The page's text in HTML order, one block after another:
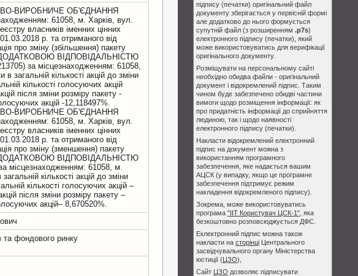
ВИРОБНИЧЕ ОБ'ЄДНАННЯ
61058, м. Харків, вул.
власників іменних цінних
р. та отриманого від
про зміну (збільшення) пакету
ДОДАТКОВОЮ ВІДПОВІДАЛЬНІСТЮ
за місцезнаходженням: 61058,
в загальнiй кiлькостi акцiй до змiни
кiлькостi голосуючих акцій
пiсля змiни розмiру пакету -
акцій -12,118497%.
ВИРОБНИЧЕ ОБ'ЄДНАННЯ
61058, м. Харків, вул.
власників іменних цінних
р. та отриманого від
про зміну (зменшення) пакету
ДОДАТКОВОЮ ВІДПОВІДАЛЬНІСТЮ
61058, м.
кiлькостi акцiй до змiни
кiлькостi голосуючих акцій –
пiсля змiни розмiру пакету –
та фондового ринку
підпису (печатки) оригінальний файл
документу зберігається у первісній формі
але додатково до нього формується
супутній файл (з розширенням .p7s)
електронного підпису (печатки), який
може використовуватись для верифікації
оригінального документу.
Розміщувати на персональному сайті
необхідно обидва файли - оригінальний
документ і відокремлений підпис. Таким
чином буде забезпечено обидві частини
вимоги щодо розміщення інформації: як
про придатність інформації до сприйняття
людиною, так і щодо наявності
електронного підпису (печатки).
Накласти відокремлений електронний
підпис на документ можна з
використанням програмного
забезпечення, яке надається вашим
АЦСК (у випадку, якщо це програмне
забезпечення підтримує режим
накладення відокремленого підпису).
Зокрема, може використовуватись
програма "ІІТ Користувач ЦСК-1" , яка
безкоштовно розповсюджується ДФС.
Еклектронний підпис можна також
накласти на сторінці Центрального
засвідчувального органу Міністерства
юстиції (ЦЗО),
Сайт ЦЗО дозволяє підписувати